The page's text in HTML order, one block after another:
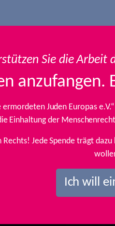
Sie die Arbeit
anzufangen.
Juden Europas
Einhaltung der
Rechts! Jede Spende trägt
Ich will